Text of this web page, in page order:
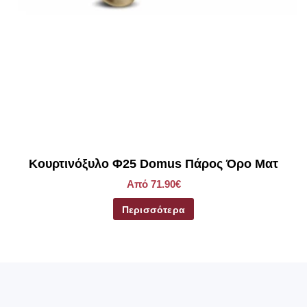
Κουρτινόξυλο Φ25 Domus Πάρος Όρο Ματ
Από 71.90€
Περισσότερα